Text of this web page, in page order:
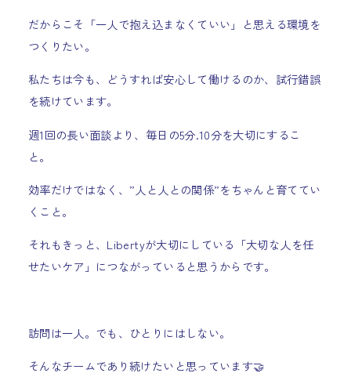
だからこそ「一人で抱え込まなくていい」と思える環境を
つくりたい。
私たちは今も、どうすれば安心して働けるのか、試行錯誤
を続けています。
週1回の長い面談より、毎日の5分.10分を大切にするこ
と。
効率だけではなく、”人と人との関係”をちゃんと育ててい
くこと。
それもきっと、Libertyが大切にしている「大切な人を任
せたいケア」につながっていると思うからです。
訪問は一人。でも、ひとりにはしない。
そんなチームであり続けたいと思っています🤝